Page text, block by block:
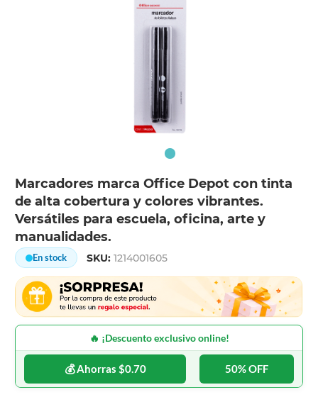
Marcadores marca Office Depot con tinta
de alta cobertura y colores vibrantes.
Versátiles para escuela, oficina, arte y
manualidades.
En stock SKU:1214001605
🔥 ¡Descuento exclusivo online!
💰 Ahorras $0.70 50% OFF